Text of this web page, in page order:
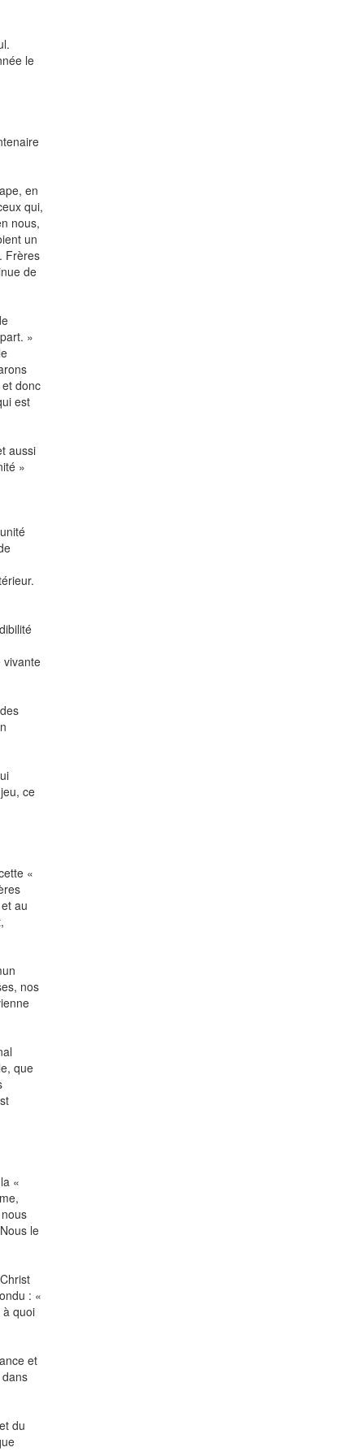
le
en
qui,
nous,
un
Frères
de
»
donc
est
aussi
»
vivante
ce
«
au
nos
que
«
le
: «
à quoi
et
du